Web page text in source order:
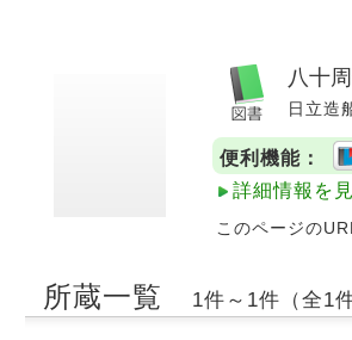
八十
日立造
便利機能：
詳細情報を
このページの
所蔵一覧 1件～1件（全1件